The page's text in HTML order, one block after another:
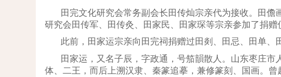
田完文化研究会常务副会长田传灿宗亲代为接收。田
研究会田传军、田传灸、田家民、田家琛等宗亲参加了捐赠
此前，田家运宗亲向田完祠捐赠过 田剡、田忌、田单、
田家运，又名子辰，字政通，号笳韻散人。山东枣庄
体、二王，而后上溯汉隶、秦篆追摹，兼修篆刻、国画。